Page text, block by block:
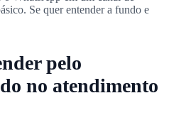
Se quer entender a fundo e
pelo
no atendimento